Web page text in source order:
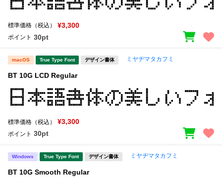
標準価格（税込） ¥3,300
ポイント 30pt
macOS True Type Font デザイン書体 ミヤヂマタカフミ
BT 10G LCD Regular
標準価格（税込） ¥3,300
ポイント 30pt
Windows True Type Font デザイン書体 ミヤヂマタカフミ
BT 10G Smooth Regular